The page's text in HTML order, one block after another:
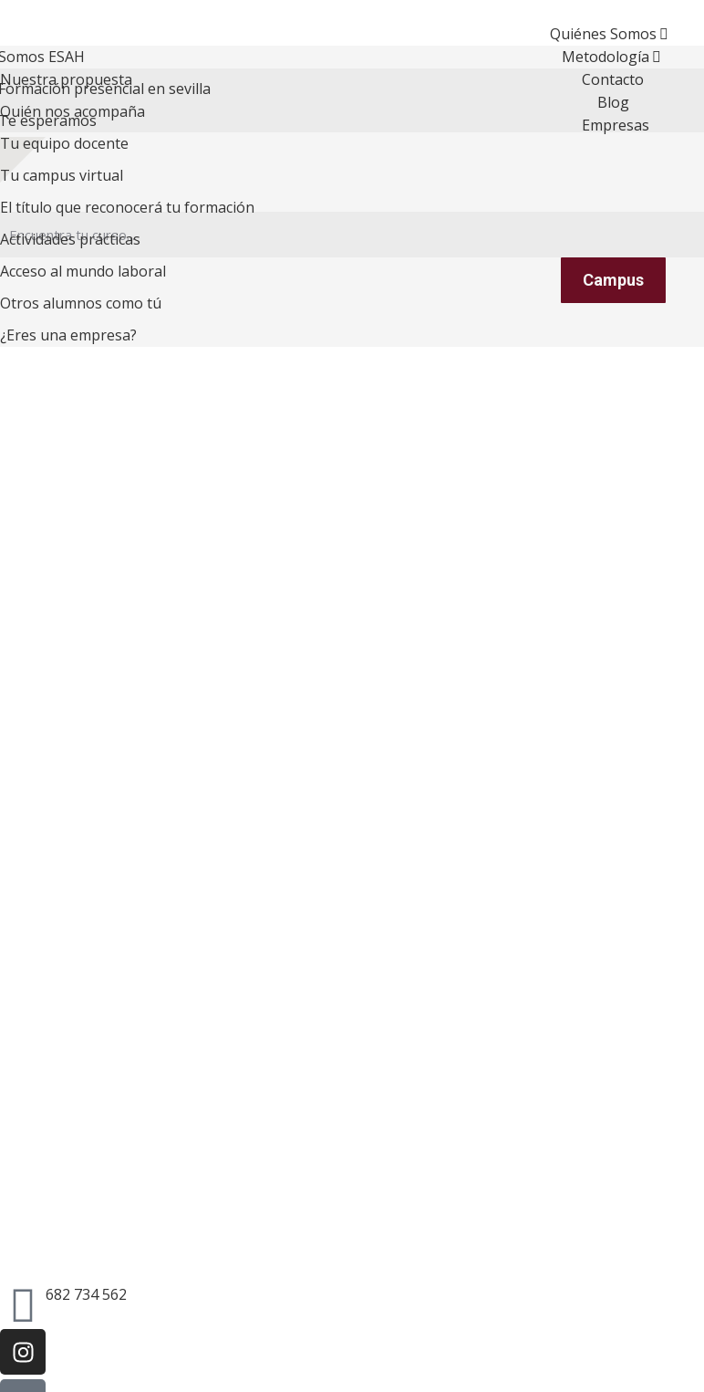
Quiénes Somos
ESAH
presencial en sevilla
esperamos
Metodología
Nuestra propuesta
Quién nos acompaña
Tu equipo docente
Tu campus virtual
El título que reconocerá tu formación
Actividades prácticas
Acceso al mundo laboral
Otros alumnos como tú
¿Eres una empresa?
Contacto
Blog
Empresas
Campus
682 734 562